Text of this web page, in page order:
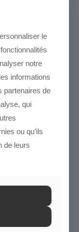
l'idée
de prix et de
de
les cours,
C'est une
le
notre
informations
partenaires de
qui
ou qu’ils
de leurs